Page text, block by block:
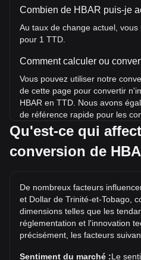
Combien de HBAR puis-je
Au taux de change actuel,
pour 1 TTD.
Comment calculer ou
Vous pouvez utiliser notre
de cette page pour convertir
HBAR en TTD. Nous avons
de référence rapide pour les
populaires. Par exemple, 5
tandis que 5 HBAR coûtent
TT$3.86. Il reste à voir si la
dépassera le record historique
Quelle est la tendance des
Au cours des 7 derniers jours,
(HBAR) a baissé de 0.51%. Au
Qu'est-ce qui
conversion de
De nombreux facteurs
et Dollar de Trinité-et-Tobago,
dimensions telles que les
réglementation et l'innovation
précisément, les facteurs
Sentiment du marché :Le